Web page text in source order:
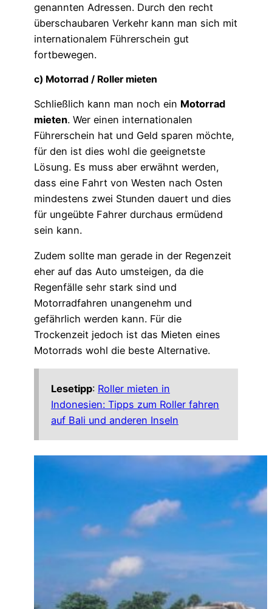
genannten Adressen. Durch den recht
überschaubaren Verkehr kann man sich mit
internationalem Führerschein gut
fortbewegen.
c) Motorrad / Roller mieten
Schließlich kann man noch ein Motorrad
mieten. Wer einen internationalen
Führerschein hat und Geld sparen möchte,
für den ist dies wohl die geeignetste
Lösung. Es muss aber erwähnt werden,
dass eine Fahrt von Westen nach Osten
mindestens zwei Stunden dauert und dies
für ungeübte Fahrer durchaus ermüdend
sein kann.
Zudem sollte man gerade in der Regenzeit
eher auf das Auto umsteigen, da die
Regenfälle sehr stark sind und
Motorradfahren unangenehm und
gefährlich werden kann. Für die
Trockenzeit jedoch ist das Mieten eines
Motorrads wohl die beste Alternative.
Lesetipp: Roller mieten in
Indonesien: Tipps zum Roller fahren
auf Bali und anderen Inseln